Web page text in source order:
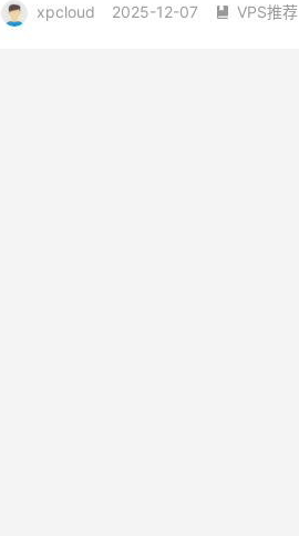
xpcloud
2025-12-07  VPS推荐